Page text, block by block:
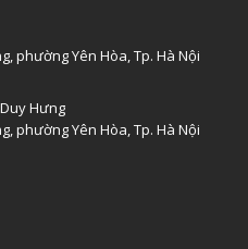
phường Yên Hòa, Tp. Hà Nội
Hưng
phường Yên Hòa, Tp. Hà Nội